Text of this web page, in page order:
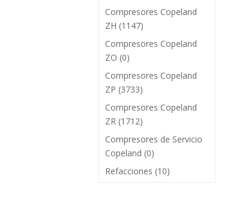
Compresores Copeland
ZH (1147)
Compresores Copeland
ZO (0)
Compresores Copeland
ZP (3733)
Compresores Copeland
ZR (1712)
Compresores de Servicio
Copeland (0)
Refacciones (10)